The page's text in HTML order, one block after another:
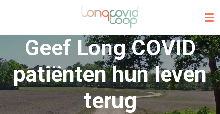
naar
hoofdinhoud
Geef Long COVID
patiënten hun leven
terug